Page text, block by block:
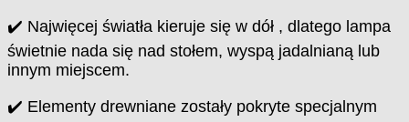
✔️ Najwięcej światła kieruje się w dół , dlatego lampa
świetnie nada się nad stołem, wyspą jadalnianą lub
innym miejscem.
✔️ Elementy drewniane zostały pokryte specjalnym